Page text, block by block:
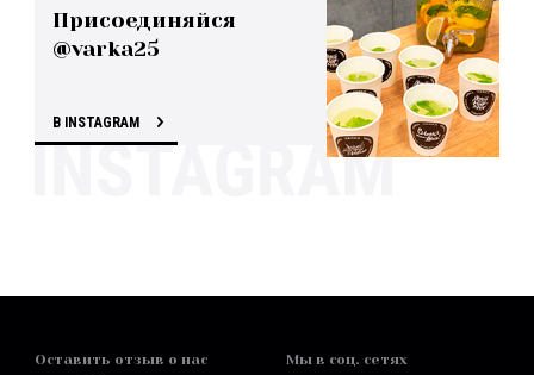
Присоединяйся
@varka25
В INSTAGRAM
Оставить отзыв о нас Мы в соц. сетях